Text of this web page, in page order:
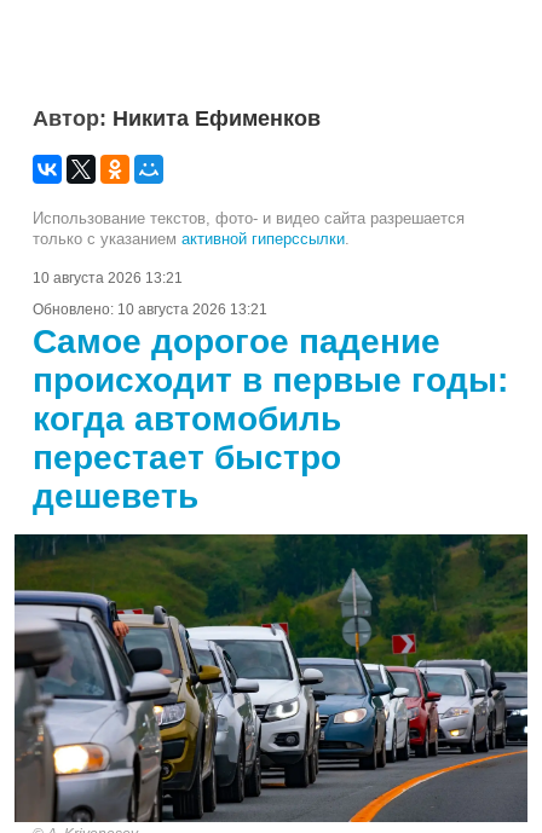
Автор: Никита Ефименков
Использование текстов, фото- и видео сайта разрешается
только с указанием активной гиперссылки
10 августа 2026 13:21
Обновлено: 10 августа 2026 13:21
Самое дорогое падение
происходит в первые годы:
когда автомобиль
перестает быстро
дешеветь